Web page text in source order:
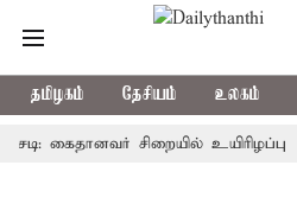
தமிழகம் தேசியம் உலகம்
கைதானவர் சிறையில் உயிரிழப்பு